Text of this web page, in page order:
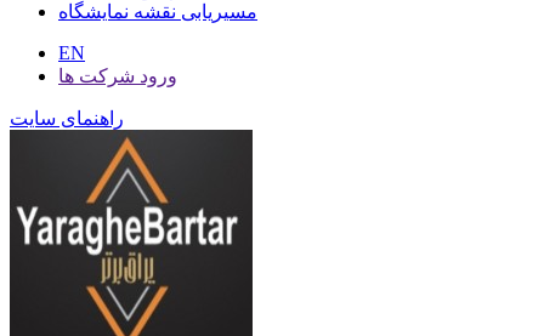
مسیریابی نقشه نمایشگاه
EN
ورود شرکت ها
راهنمای سایت